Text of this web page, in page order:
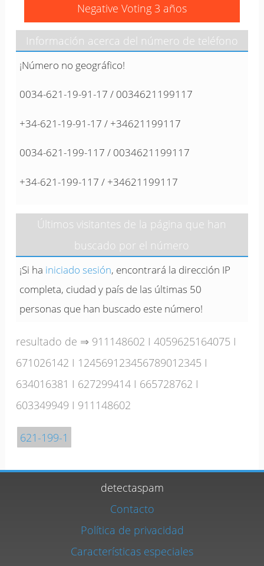
Negative Voting 3 años
Información acerca del número de teléfono
¡Número no geográfico!
0034-621-19-91-17 / 0034621199117
+34-621-19-91-17 / +34621199117
0034-621-199-117 / 0034621199117
+34-621-199-117 / +34621199117
Últimos visitantes de la página que han
buscado por el número
¡Si ha iniciado sesión, encontrará la dirección IP
completa, ciudad y país de las últimas 50
personas que han buscado este número!
resultado de ⇒ 911148602 I4059625164075 I
671026142 I 124569123456789012345 I
634016381 I 627299414 I 665728762 I
603349949 I 911148602
621-199-1
detectaspam
Contacto
Política de privacidad
Características especiales